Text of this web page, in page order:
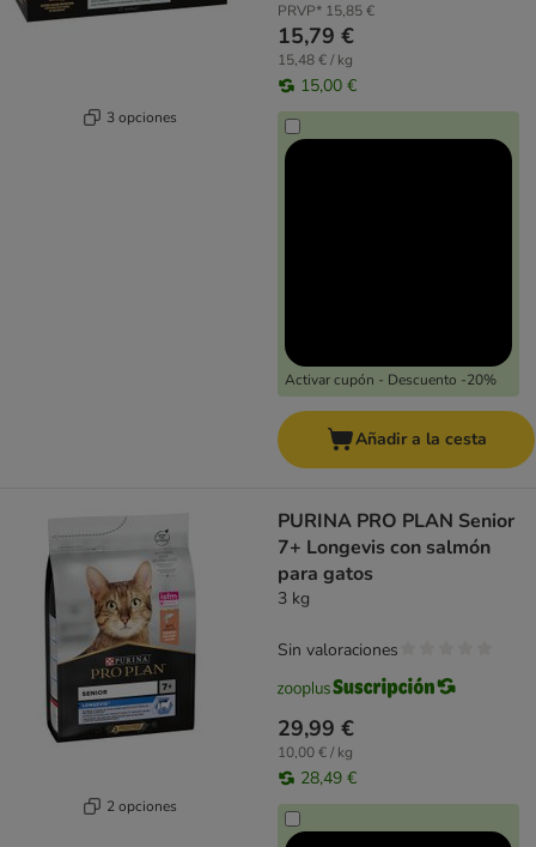
3 opciones
PRVP* 15,85 €
15,79 €
15,48 € / kg
15,00 €
Activar cupón - Descuento -20%
Añadir a la cesta
2 opciones
PURINA PRO PLAN Senior
7+ Longevis con salmón
para gatos
3 kg
29,99 €
10,00 € / kg
28,49 €
Sin valoraciones